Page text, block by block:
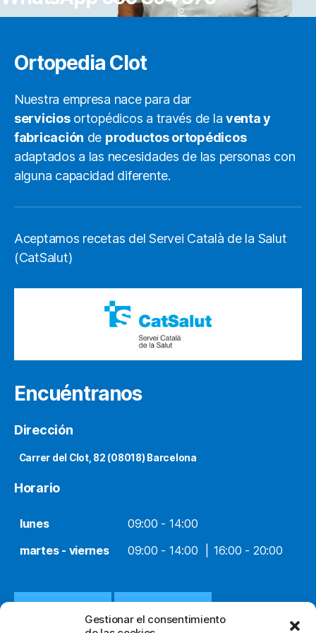
Gestionar el consentimiento
Ortopedia Clot
Nuestra empresa nace para dar
serviciosortopédicos a través de laventa y
fabricación de productos ortopédicos
adaptados a las necesidades de las personas con
alguna capacidad diferente.
Aceptamos recetas del Servei Català de la Salut
(CatSalut)
Encuéntranos
Dirección
Carrer del Clot, 82 (08018) Barcelona
Horario
lunes
09:00 - 14:00
martes - viernes
09:00 - 14:00 16:00 - 20:00